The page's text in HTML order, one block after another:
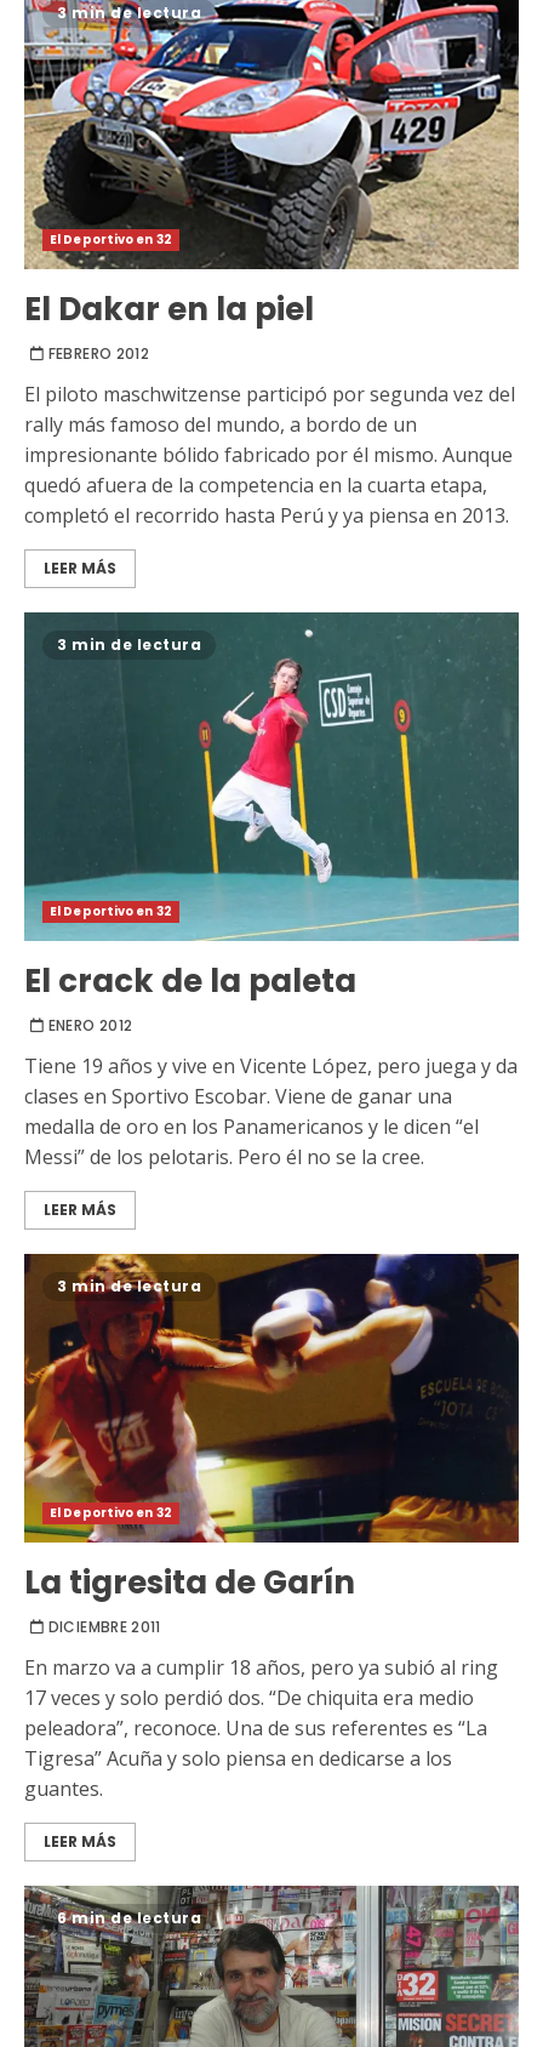
3 min de lectura
El Deportivo en 32
El Dakar en la piel
FEBRERO 2012
El piloto maschwitzense participó por segunda vez del
rally más famoso del mundo, a bordo de un
impresionante bólido fabricado por él mismo. Aunque
quedó afuera de la competencia en la cuarta etapa,
completó el recorrido hasta Perú y ya piensa en 2013.
LEER MÁS
3 min de lectura
El Deportivo en 32
El crack de la paleta
ENERO 2012
Tiene 19 años y vive en Vicente López, pero juega y da
clases en Sportivo Escobar. Viene de ganar una
medalla de oro en los Panamericanos y le dicen “el
Messi” de los pelotaris. Pero él no se la cree.
LEER MÁS
3 min de lectura
El Deportivo en 32
La tigresita de Garín
DICIEMBRE 2011
En marzo va a cumplir 18 años, pero ya subió al ring
17 veces y solo perdió dos. “De chiquita era medio
peleadora”, reconoce. Una de sus referentes es “La
Tigresa” Acuña y solo piensa en dedicarse a los
guantes.
LEER MÁS
6 min de lectura